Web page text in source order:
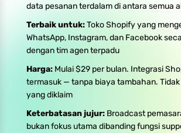
data pesanan terdalam di antara semua
Terbaik untuk:Toko Shopify yang
WhatsApp, Instagram, dan Facebook
dengan tim agen terpadu
Harga: Mulai $29 per bulan. Integrasi
termasuk — tanpa biaya tambahan.
yang diklaim
Keterbatasan jujur: Broadcast
bukan fokus utama dibanding fungsi